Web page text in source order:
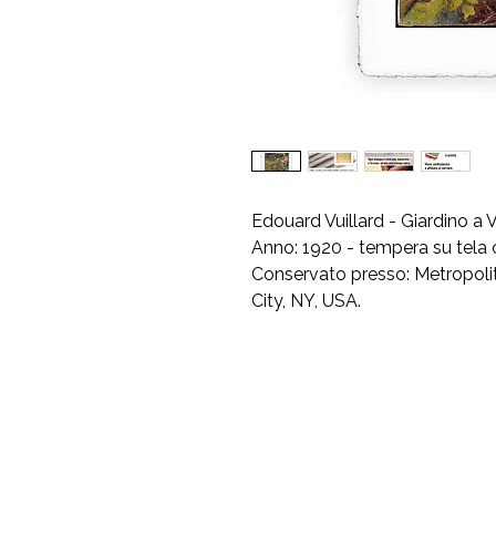
Edouard Vuillard - Giardino a
Anno: 1920 - tempera su tela
Conservato presso:
City, NY, USA.